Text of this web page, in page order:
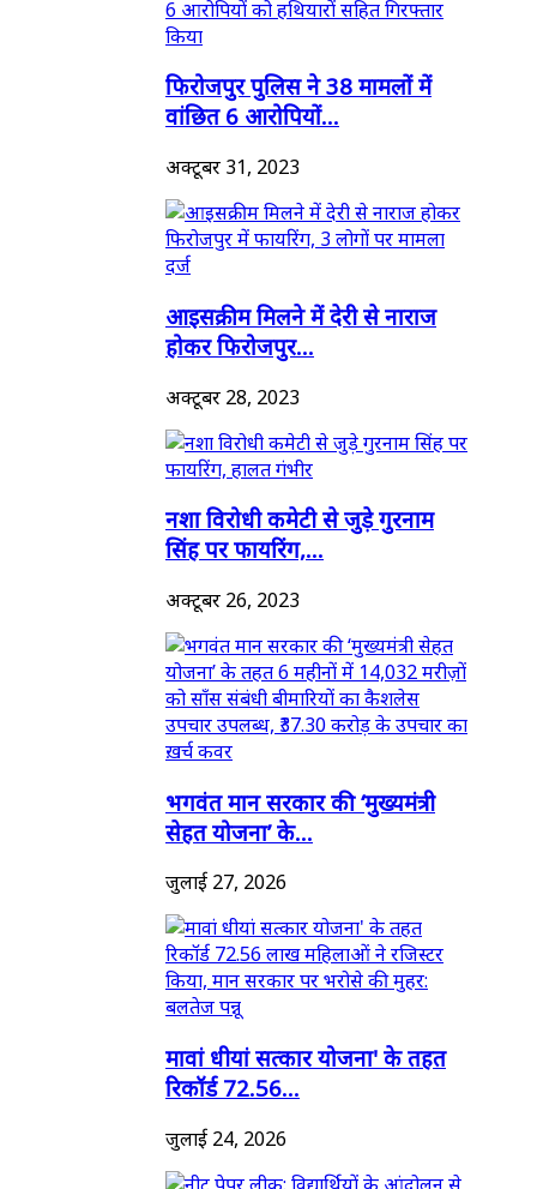
फिरोजपुर पुलिस ने 38 मामलों में
वांछित 6 आरोपियों...
अक्टूबर 31, 2023
आइसक्रीम मिलने में देरी से नाराज
होकर फिरोजपुर...
अक्टूबर 28, 2023
नशा विरोधी कमेटी से जुड़े गुरनाम
सिंह पर फायरिंग,...
अक्टूबर 26, 2023
भगवंत मान सरकार की ‘मुख्यमंत्री
सेहत योजना’ के...
जुलाई 27, 2026
मावां धीयां सत्कार योजना' के तहत
रिकॉर्ड 72.56...
जुलाई 24, 2026